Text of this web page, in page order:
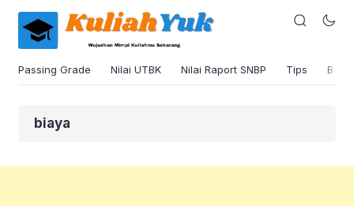
Passing Grade Nilai UTBK Nilai Raport SNBP Tips
biaya